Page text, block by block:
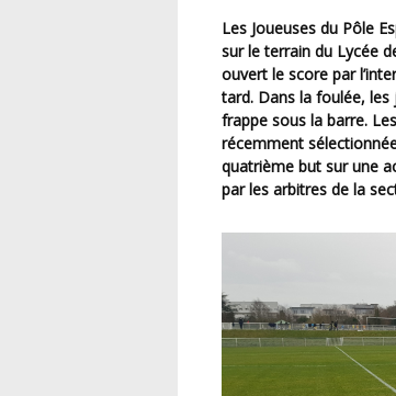
Les Joueuses du Pôle Espoirs de Rennes recevaient leurs homologues de Tours ce mercredi
sur le terrain du Lycée
ouvert le score par
tard. Dans la foulée,
frappe sous la barre.
récemment
quatrième but sur une
par les arbitres de la